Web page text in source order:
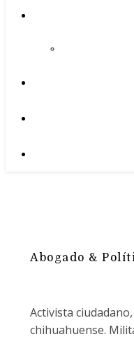
Abogado &
Activista
chihuahuense.